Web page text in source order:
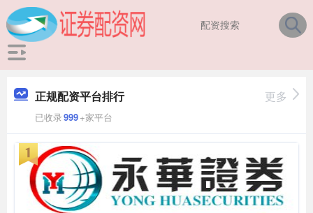
正规配资平台排行
已收录999+家平台
更多